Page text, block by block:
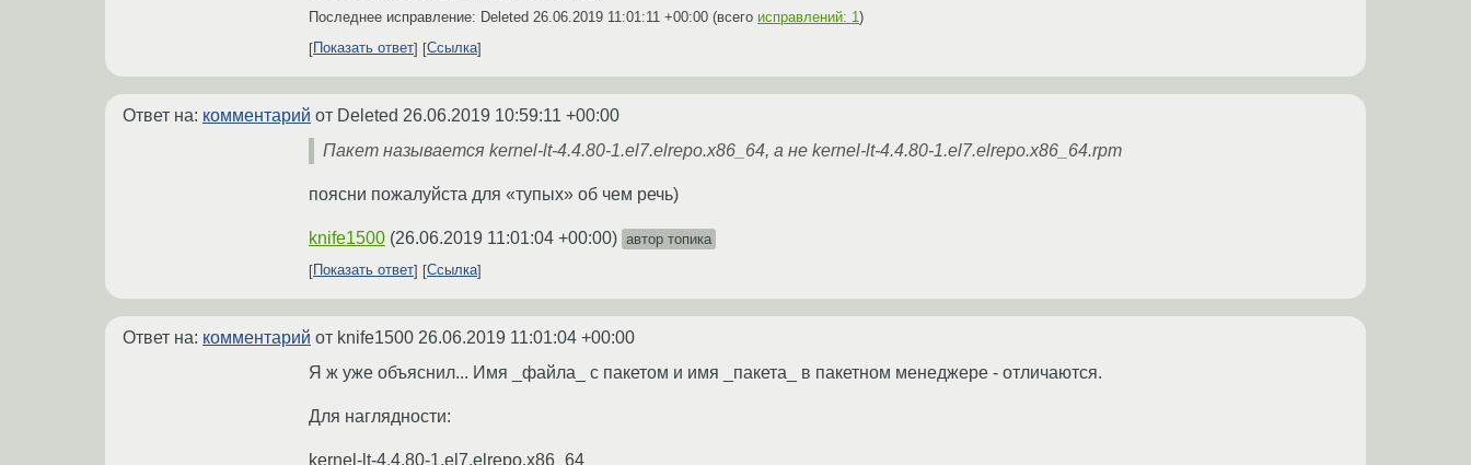
Последнее исправление: Deleted 26.06.2019 11:01:11 +00:00 (всего исправлений: 1 )
Показать ответ
Ссылка
Ответ на: комментарий от Deleted 26.06.2019 10:59:11 +00:00
Пакет называется kernel-lt-4.4.80-1.el7.elrepo.x86_64, а не kernel-lt-4.4.80-1.el7.elrepo.x86_64.rpm
поясни пожалуйста для «тупых» об чем речь)
knife1500 (26.06.2019 11:01:04 +00:00) автор топика
Показать ответ
Ссылка
Ответ на: комментарий от knife1500 26.06.2019 11:01:04 +00:00
Я ж уже объяснил... Имя _файла_ с пакетом и имя _пакета_ в пакетном менеджере - отличаются.
Для наглядности:
kernel-lt-4.4.80-1.el7.elrepo.x86_64